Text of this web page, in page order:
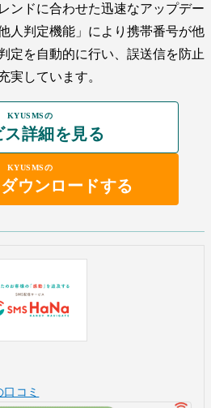
ンドに合わせた迅速なアップデー
人判定機能」により携帯番号が他
定を自動的に行い、誤送信を防止
実しています。
KYUSMSの
ス詳細を見る
KYUSMSの
ウンロードする
コミ